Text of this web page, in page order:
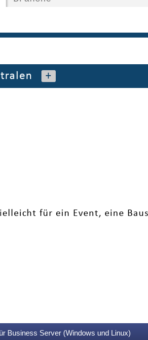
+
für ein Event, eine
Business Server (Windows und Linux)